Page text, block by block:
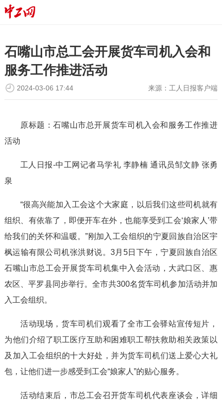
石嘴山市总工会开展货车司机入会和
服务工作推进活动
来源： 工人日报客户端
2024-03-06 17:44
原标题：石嘴山市总开展货车司机入会和服务工作推进
活动
工人日报-中工网记者马学礼 李静楠 通讯员邹文静 张勇
泉
“很高兴能加入工会这个大家庭，以后我们这些司机就有
组织、有依靠了，即便开车在外，也能享受到工会‘娘家人’带
给我们的关怀和温暖。”刚加入工会组织的宁夏回族自治区宇
枫运输有限公司机张洪财说。3月5日下午，宁夏回族自治区
石嘴山市总工会开展货车司机集中入会活动，大武口区、惠
农区、平罗县同步举行。全市共300名货车司机参加活动并加
入工会组织。
活动现场，货车司机们观看了全市工会驿站宣传短片，
为他们介绍了职工医疗互助和困难职工帮扶救助相关政策以
及加入工会组织的十大好处，并为货车司机们送上爱心大礼
包，让他们进一步感受到工会“娘家人”的贴心服务。
活动结束后，市总工会召开货车司机代表座谈会，详细